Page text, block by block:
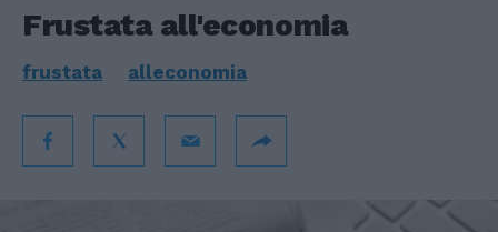
Frustata all'economia
frustata alleconomia